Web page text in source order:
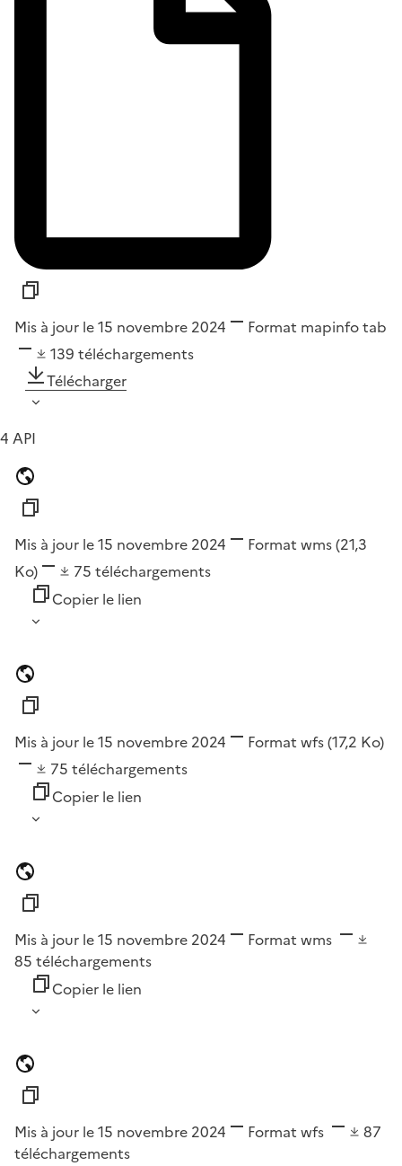
Mis à jour le 15 novembre 2024 Format mapinfo tab
139 téléchargements
Télécharger
4 API
Mis à jour le 15 novembre 2024 Format wms(21,3
Ko)
75 téléchargements
Copier le lien
Mis à jour le 15 novembre 2024 Format wfs(17,2 Ko)
75 téléchargements
Copier le lien
Mis à jour le 15 novembre 2024 Format wms
85 téléchargements
Copier le lien
Mis à jour le 15 novembre 2024 Format wfs
87
téléchargements